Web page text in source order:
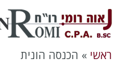
לתוכן
ראשי » הכנסה הונית